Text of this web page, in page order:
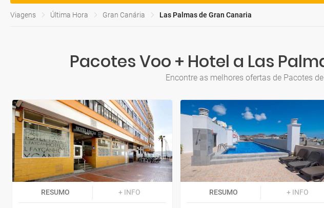
Viagens Última Hora Gran Canária Las Palmas de Gran Canaria
Pacotes Voo + Hotel a Las
Encontre as melhores ofertas de Pacotes
RESUMO + INFO RESUMO + INFO